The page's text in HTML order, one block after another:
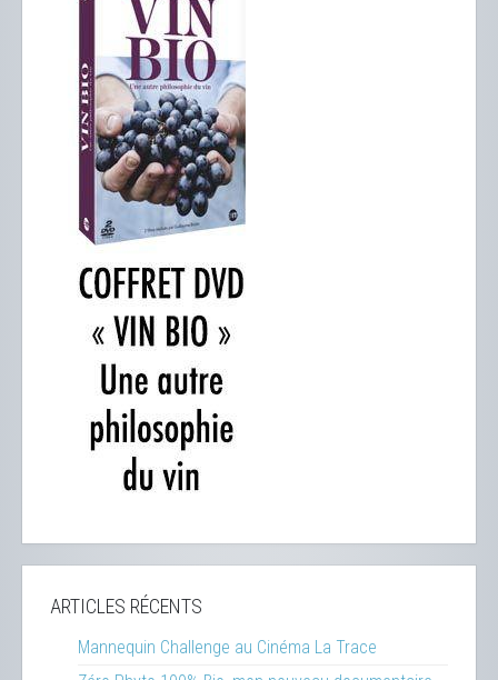
ARTICLES RÉCENTS
Mannequin Challenge au Cinéma La Trace